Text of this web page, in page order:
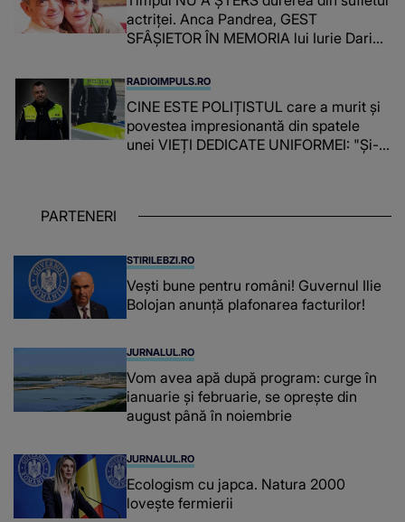
actriței. Anca Pandrea, GEST
SFÂȘIETOR ÎN MEMORIA lui Iurie Darie:
timpul parcă..."
RADIOIMPULS.RO
CINE ESTE POLIȚISTUL care a murit și
povestea impresionantă din spatele
unei VIEȚI DEDICATE UNIFORMEI: "Și-a
PARTENERI
STIRILEBZI.RO
Vești bune pentru români! Guvernul Ilie
Bolojan anunță plafonarea facturilor!
JURNALUL.RO
Vom avea apă după program: curge în
ianuarie și februarie, se oprește din
august până în noiembrie
JURNALUL.RO
Ecologism cu japca. Natura 2000
lovește fermierii